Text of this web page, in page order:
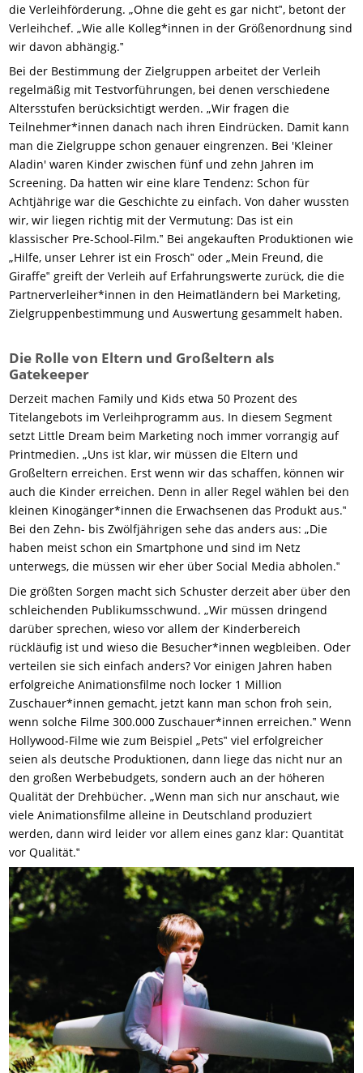
die Verleihförderung. „Ohne die geht es gar nicht‟, betont der
Verleihchef. „Wie alle Kolleg*innen in der Größenordnung sind
wir davon abhängig.‟
Bei der Bestimmung der Zielgruppen arbeitet der Verleih
regelmäßig mit Testvorführungen, bei denen verschiedene
Altersstufen berücksichtigt werden. „Wir fragen die
Teilnehmer*innen danach nach ihren Eindrücken. Damit kann
man die Zielgruppe schon genauer eingrenzen. Bei 'Kleiner
Aladin' waren Kinder zwischen fünf und zehn Jahren im
Screening. Da hatten wir eine klare Tendenz: Schon für
Achtjährige war die Geschichte zu einfach. Von daher wussten
wir, wir liegen richtig mit der Vermutung: Das ist ein
klassischer Pre-School-Film.‟ Bei angekauften Produktionen wie
„Hilfe, unser Lehrer ist ein Frosch‟ oder „Mein Freund, die
Giraffe‟ greift der Verleih auf Erfahrungswerte zurück, die die
Partnerverleiher*innen in den Heimatländern bei Marketing,
Zielgruppenbestimmung und Auswertung gesammelt haben.
Die Rolle von Eltern und Großeltern als
Gatekeeper
Derzeit machen Family und Kids etwa 50 Prozent des
Titelangebots im Verleihprogramm aus. In diesem Segment
setzt Little Dream beim Marketing noch immer vorrangig auf
Printmedien. „Uns ist klar, wir müssen die Eltern und
Großeltern erreichen. Erst wenn wir das schaffen, können wir
auch die Kinder erreichen. Denn in aller Regel wählen bei den
kleinen Kinogänger*innen die Erwachsenen das Produkt aus.‟
Bei den Zehn- bis Zwölfjährigen sehe das anders aus: „Die
haben meist schon ein Smartphone und sind im Netz
unterwegs, die müssen wir eher über Social Media abholen.‟
Die größten Sorgen macht sich Schuster derzeit aber über den
schleichenden Publikumsschwund. „Wir müssen dringend
darüber sprechen, wieso vor allem der Kinderbereich
rückläufig ist und wieso die Besucher*innen wegbleiben. Oder
verteilen sie sich einfach anders? Vor einigen Jahren haben
erfolgreiche Animationsfilme noch locker 1 Million
Zuschauer*innen gemacht, jetzt kann man schon froh sein,
wenn solche Filme 300.000 Zuschauer*innen erreichen.‟ Wenn
Hollywood-Filme wie zum Beispiel „Pets‟ viel erfolgreicher
seien als deutsche Produktionen, dann liege das nicht nur an
den großen Werbebudgets, sondern auch an der höheren
Qualität der Drehbücher. „Wenn man sich nur anschaut, wie
viele Animationsfilme alleine in Deutschland produziert
werden, dann wird leider vor allem eines ganz klar: Quantität
vor Qualität.‟